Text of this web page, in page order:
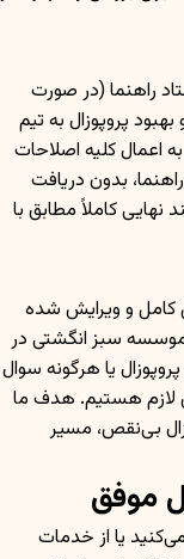
راهنما (در صورت
پروپوزال به تیم
کلیه اصلاحات
بدون دریافت
نهایی کاملاً مطابق با
کامل و ویرایش شده
موسسه سبز انگشتی در
یا هرگونه سوال
لازم هستیم. هدف ما
بی‌نقص، مسیر
موفق
یا از خدمات